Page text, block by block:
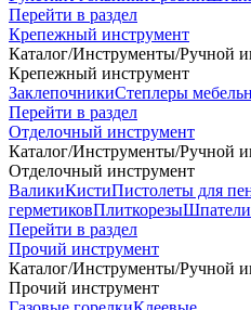
Перейти в раздел
Крепежный инструмент
Каталог/Инструменты/Ручной
Крепежный инструмент
ЗаклепочникиСтеплеры
Перейти в раздел
Отделочный инструмент
Каталог/Инструменты/Ручной
Отделочный инструмент
ВаликиКистиПистолеты для
герметиковПлиткорезыШпатели
Перейти в раздел
Прочий инструмент
Каталог/Инструменты/Ручной
Прочий инструмент